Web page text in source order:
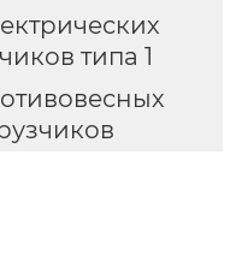
типа 1